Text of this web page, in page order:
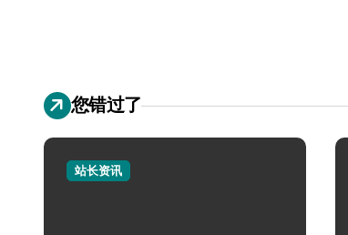
您错过了
站长资讯